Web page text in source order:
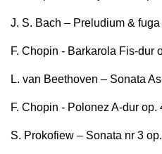
J. S. Bach – Preludium &
F. Chopin - Barkarola Fis-dur
L. van Beethoven – Sonata
F. Chopin - Polonez A-dur op.
S. Prokofiew – Sonata nr 3